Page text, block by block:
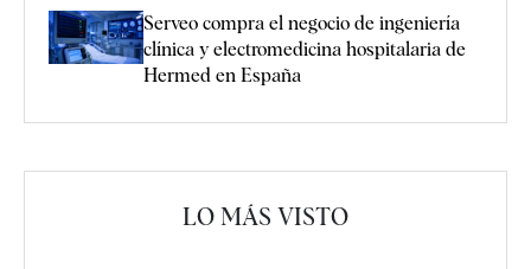
Serveo compra el negocio de ingeniería
clínica y electromedicina hospitalaria de
Hermed en España
LO MÁS VISTO